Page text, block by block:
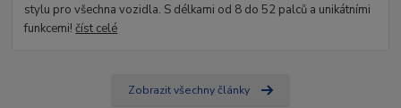
stylu pro všechna vozidla. S délkami od 8 do 52 palců a unikátními
funkcemi!číst celé
Zobrazit všechny články